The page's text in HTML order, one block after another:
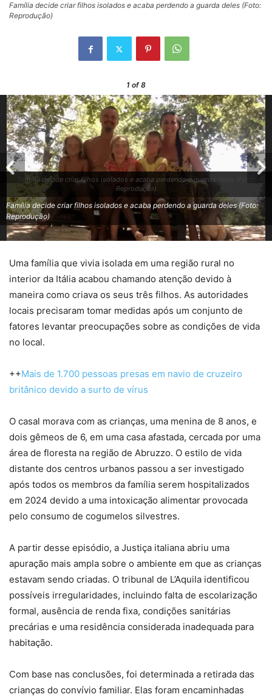
Família decide criar filhos isolados e acaba perdendo a guarda deles (Foto:
Reprodução)
1 of 8
Família decide criar filhos isolados e acaba perdendo a guarda deles (Foto:
Reprodução)
Família decide criar filhos isolados e acaba perdendo a guarda deles (Foto:
Reprodução)
Uma família que vivia isolada em uma região rural no
interior da Itália acabou chamando atenção devido à
maneira como criava os seus três filhos. As autoridades
locais precisaram tomar medidas após um conjunto de
fatores levantar preocupações sobre as condições de vida
no local.
++Mais de 1.700 pessoas presas em navio de cruzeiro
britânico devido a surto de vírus
O casal morava com as crianças, uma menina de 8 anos, e
dois gêmeos de 6, em uma casa afastada, cercada por uma
área de floresta na região de Abruzzo. O estilo de vida
distante dos centros urbanos passou a ser investigado
após todos os membros da família serem hospitalizados
em 2024 devido a uma intoxicação alimentar provocada
pelo consumo de cogumelos silvestres.
A partir desse episódio, a Justiça italiana abriu uma
apuração mais ampla sobre o ambiente em que as crianças
estavam sendo criadas. O tribunal de L’Aquila identificou
possíveis irregularidades, incluindo falta de escolarização
formal, ausência de renda fixa, condições sanitárias
precárias e uma residência considerada inadequada para
habitação.
Com base nas conclusões, foi determinada a retirada das
crianças do convívio familiar. Elas foram encaminhadas